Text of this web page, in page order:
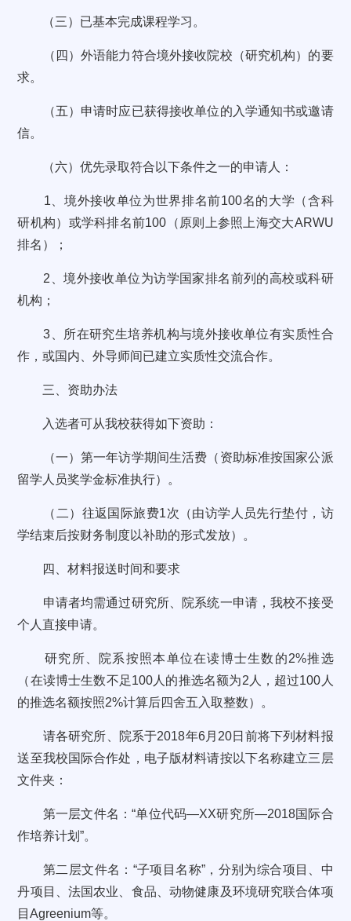
（三）已基本完成课程学习。
（四）外语能力符合境外接收院校（研究机构）的要
求。
（五）申请时应已获得接收单位的入学通知书或邀请
信。
（六）优先录取符合以下条件之一的申请人：
1、境外接收单位为世界排名前100名的大学（含科
研机构）或学科排名前100（原则上参照上海交大ARWU
排名）；
2、境外接收单位为访学国家排名前列的高校或科研
机构；
3、所在研究生培养机构与境外接收单位有实质性合
作，或国内、外导师间已建立实质性交流合作。
三、资助办法
入选者可从我校获得如下资助：
（一）第一年访学期间生活费（资助标准按国家公派
留学人员奖学金标准执行）。
（二）往返国际旅费1次（由访学人员先行垫付，访
学结束后按财务制度以补助的形式发放）。
四、材料报送时间和要求
申请者均需通过研究所、院系统一申请，我校不接受
个人直接申请。
研究所、院系按照本单位在读博士生数的2%推选
（在读博士生数不足100人的推选名额为2人，超过100人
的推选名额按照2%计算后四舍五入取整数）。
请各研究所、院系于2018年6月20日前将下列材料报
送至我校国际合作处，电子版材料请按以下名称建立三层
文件夹：
第一层文件名：“单位代码—XX研究所—2018国际合
作培养计划”。
第二层文件名：“子项目名称”，分别为综合项目、中
丹项目、法国农业、食品、动物健康及环境研究联合体项
目Agreenium等。